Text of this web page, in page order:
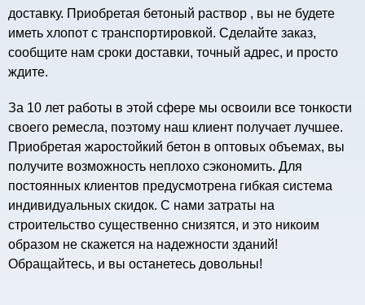
доставку. Приобретая бетоный раствор , вы не будете
иметь хлопот с транспортировкой. Сделайте заказ,
сообщите нам сроки доставки, точный адрес, и просто
ждите.
За 10 лет работы в этой сфере мы освоили все тонкости
своего ремесла, поэтому наш клиент получает лучшее.
Приобретая жаростойкий бетон в оптовых объемах, вы
получите возможность неплохо сэкономить. Для
постоянных клиентов предусмотрена гибкая система
индивидуальных скидок. С нами затраты на
строительство существенно снизятся, и это никоим
образом не скажется на надежности зданий!
Обращайтесь, и вы останетесь довольны!